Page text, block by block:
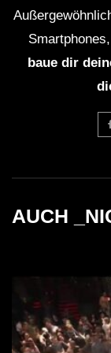
gelingt, an
abzuwarten.
deren weitere
sie könnten das
Hip-Hop
baue dir
AUCH